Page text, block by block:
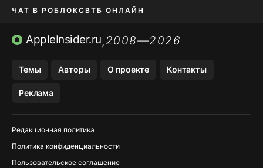
ЧАТ В РОБЛОКСВТБ ОНЛАЙН
ПРИЛОЖЕНИЯ APP STORE
AppleInsider.ru,2008—2026
Темы Авторы О проекте Контакты
Реклама
Редакционная политика
Политика конфиденциальности
Пользовательское соглашение